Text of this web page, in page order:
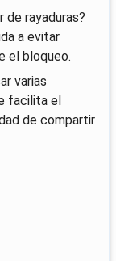
de rayaduras?
a evitar
el bloqueo.
varias
facilita el
de compartir